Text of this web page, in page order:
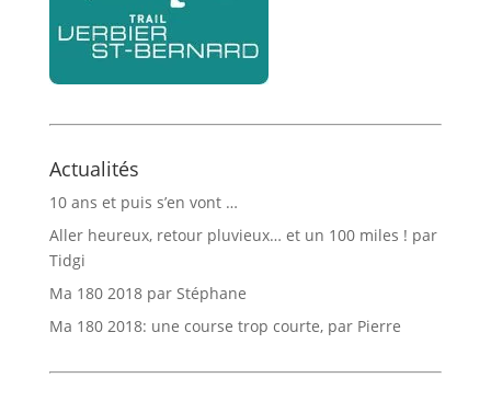
Actualités
10 ans et puis s’en vont …
Aller heureux, retour pluvieux… et un 100 miles ! par
Tidgi
Ma 180 2018 par Stéphane
Ma 180 2018: une course trop courte, par Pierre